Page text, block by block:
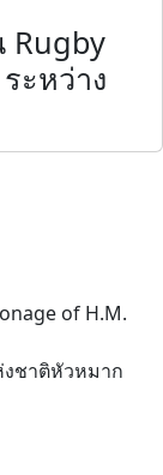
Rugby
ะหว่าง
of H.M.
ชาติหัวหมาก